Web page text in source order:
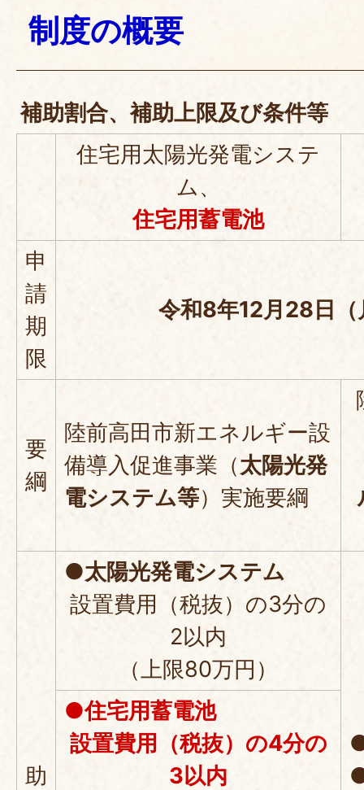
制度の概要
補助割合、補助上限及び条件等
住宅用太陽光発電システ
ム、
住宅用蓄電池
申
請
期
限
令和8年12月28日（
要
綱
陸前高田市新エネルギー設
備導入促進事業（太陽光発
電システム等）実施要綱
助
●太陽光発電システム
設置費用（税抜）の3分の
2以内
（上限80万円）
●住宅用蓄電池
設置費用（税抜）の4分の
3以内